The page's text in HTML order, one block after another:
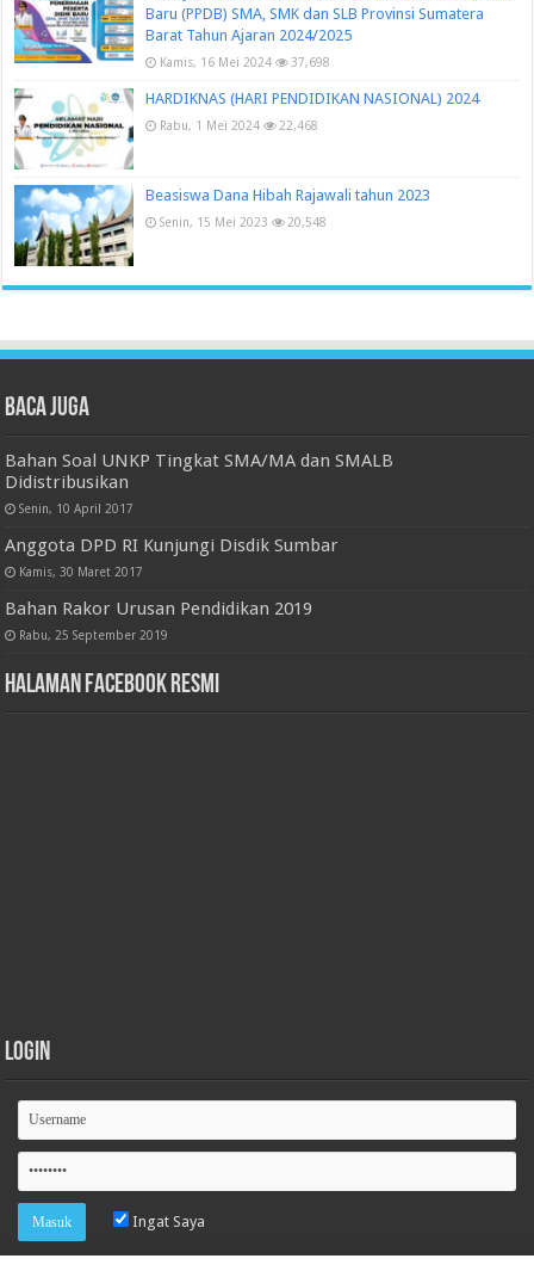
Baru (PPDB) SMA, SMK dan SLB Provinsi Sumatera
Barat Tahun Ajaran 2024/2025
Kamis, 16 Mei 2024 37,698
HARDIKNAS (HARI PENDIDIKAN NASIONAL) 2024
Rabu, 1 Mei 2024 22,468
Beasiswa Dana Hibah Rajawali tahun 2023
Senin, 15 Mei 2023 20,548
Baca juga
Bahan Soal UNKP Tingkat SMA/MA dan SMALB
Didistribusikan
Senin, 10 April 2017
Anggota DPD RI Kunjungi Disdik Sumbar
Kamis, 30 Maret 2017
Bahan Rakor Urusan Pendidikan 2019
Rabu, 25 September 2019
Halaman Facebook Resmi
Login
Ingat Saya